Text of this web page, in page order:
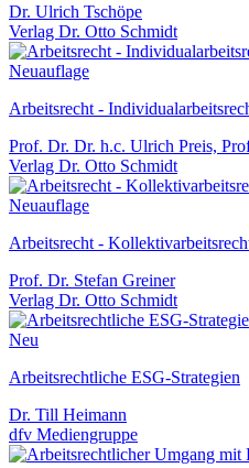
Dr. Ulrich Tschöpe
Verlag Dr. Otto Schmidt
Neuauflage
Arbeitsrecht -
Prof. Dr. Dr. h.c. Ulrich Preis,
Verlag Dr. Otto Schmidt
Neuauflage
Arbeitsrecht -
Prof. Dr. Stefan Greiner
Verlag Dr. Otto Schmidt
Neu
Arbeitsrechtliche ESG-Strategien
Dr. Till Heimann
dfv Mediengruppe